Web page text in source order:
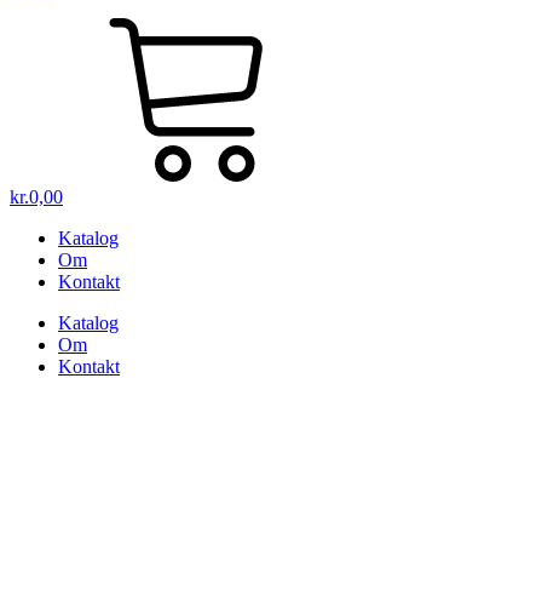
kr.0,00
Katalog
Om
Kontakt
Katalog
Om
Kontakt